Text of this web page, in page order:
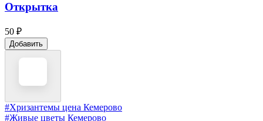
Открытка
50 ₽
Добавить
#Хризантемы цена Кемерово
#Живые цветы Кемерово